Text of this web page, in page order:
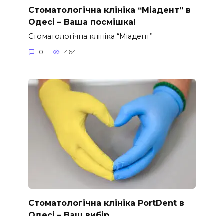
Стоматологічна клініка “Міадент” в
Одесі – Ваша посмішка!
Стоматологічна клініка “Міадент”
0 464
Стоматологічна клініка PortDent в